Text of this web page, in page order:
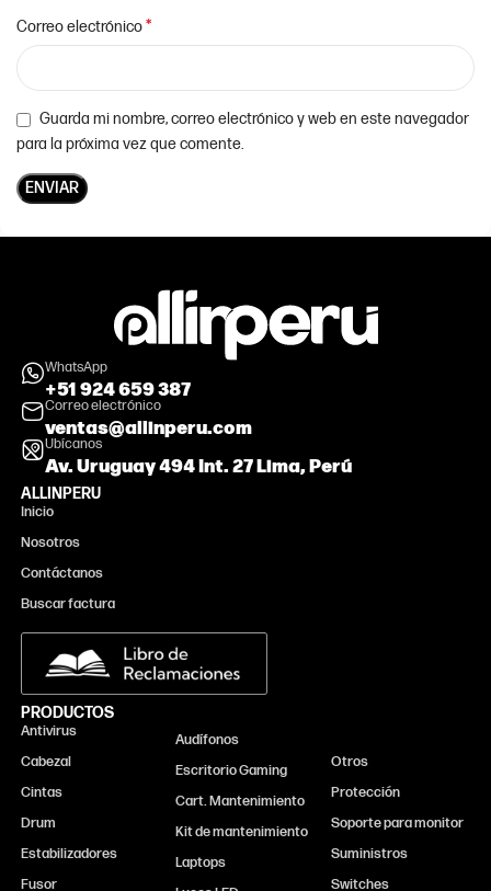
Correo electrónico*
Guarda mi nombre, correo electrónico y web en este navegador
para la próxima vez que comente.
WhatsApp
+51 924 659 387
Correo electrónico
ventas@allinperu.com
Ubícanos
Av. Uruguay 494 Int. 27 Lima, Perú
ALLINPERU
Inicio
Nosotros
Contáctanos
Buscar factura
PRODUCTOS
Antivirus
Cabezal
Cintas
Drum
Estabilizadores
Fusor
Audífonos
Escritorio Gaming
Cart. Mantenimiento
Kit de mantenimiento
Laptops
Otros
Protección
Soporte para monitor
Suministros
Switches